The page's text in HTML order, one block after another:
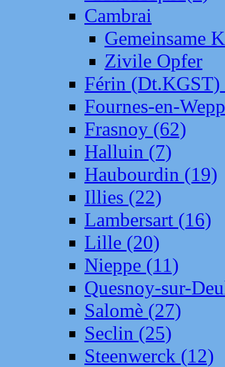
Cambrai
Gemeinsame
Zivile Opfer
Férin (Dt.KGST)
Fournes-en-
Frasnoy (62)
Halluin (7)
Haubourdin (19)
Illies (22)
Lambersart (16)
Lille (20)
Nieppe (11)
Quesnoy-sur-
Salomè (27)
Seclin (25)
Steenwerck (12)